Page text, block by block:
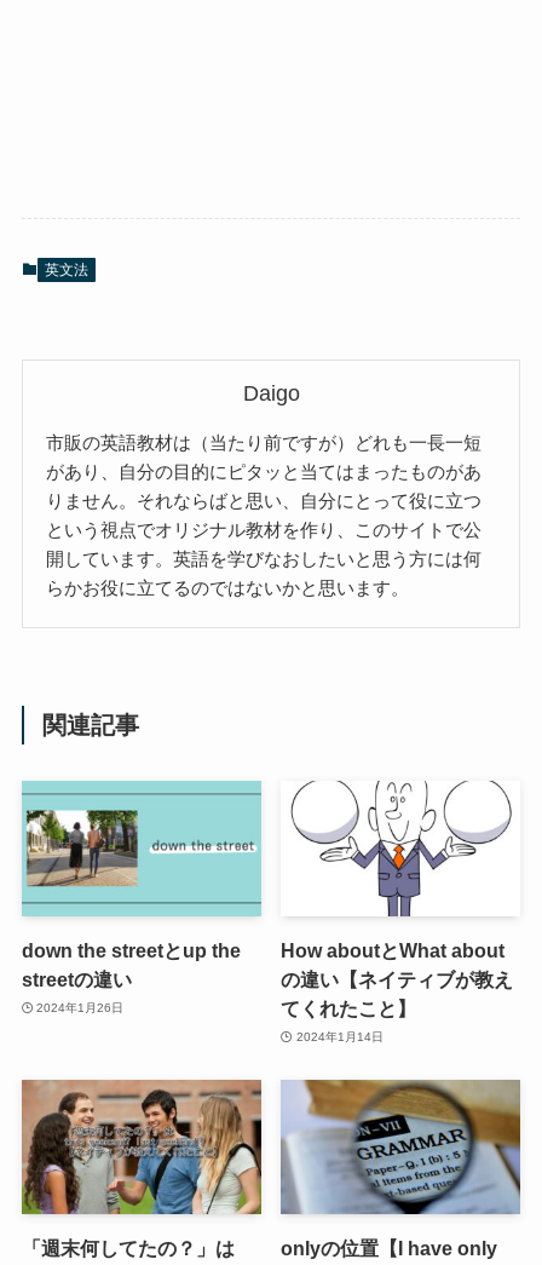
英文法
Daigo
市販の英語教材は（当たり前ですが）どれも一長一短
があり、自分の目的にピタッと当てはまったものがあ
りません。それならばと思い、自分にとって役に立つ
という視点でオリジナル教材を作り、このサイトで公
開しています。英語を学びなおしたいと思う方には何
らかお役に立てるのではないかと思います。
関連記事
down the streetとup the
streetの違い
2024年1月26日
How aboutとWhat about
の違い【ネイティブが教え
てくれたこと】
2024年1月14日
「週末何してたの？」は
onlyの位置【I have only